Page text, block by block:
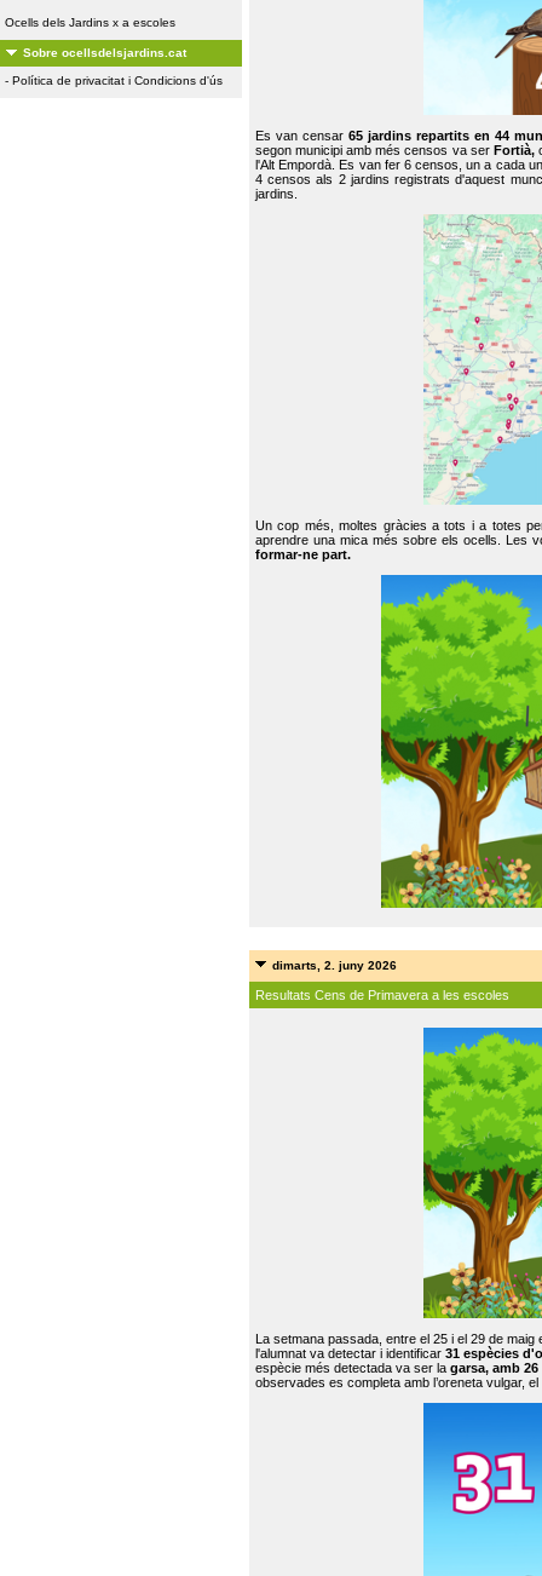
Ocells dels Jardins x a escoles
Sobre ocellsdelsjardins.cat
- Política de privacitat i Condicions d'ús
Es van censar65 jardins repartits en 44
segon municipi amb més censos va ser Fortià,
l'Alt Empordà. Es van fer 6 censos, un a cada
4 censos als 2 jardins registrats d'aquest
jardins.
Un cop més, moltes gràcies a tots i a totes
aprendre una mica més sobre els ocells. Les
formar-ne part.
dimarts, 2. juny 2026
Resultats Cens de Primavera a les escoles
La setmana passada, entre el 25 i el 29 de
l'alumnat va detectar i identificar 31 espècies
espècie més detectada va ser la garsa, amb
observades es completa amb l’oreneta vulgar,